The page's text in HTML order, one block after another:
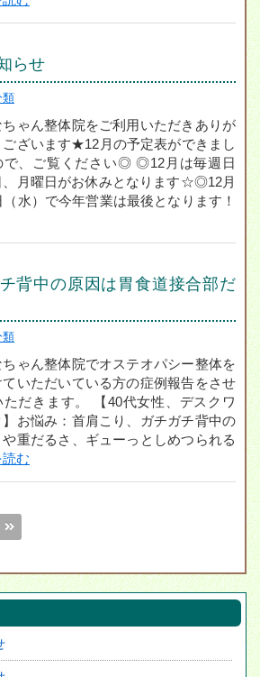
らせ
類
ちゃん整体院をご利用いただきありが
ございます★12月の予定表ができまし
で、ご覧ください◎ ◎12月は毎週日
、月曜日がお休みとなります☆◎12月
（水）で今年営業は最後となります！
背中の原因は胃食道接合部だ
類
ちゃん整体院でオステオパシー整体を
ていただいている方の症例報告をさせ
ただきます。 【40代女性、デスクワ
】お悩み：首肩こり、ガチガチ背中の
や重だるさ、ギューっとしめつられる
む